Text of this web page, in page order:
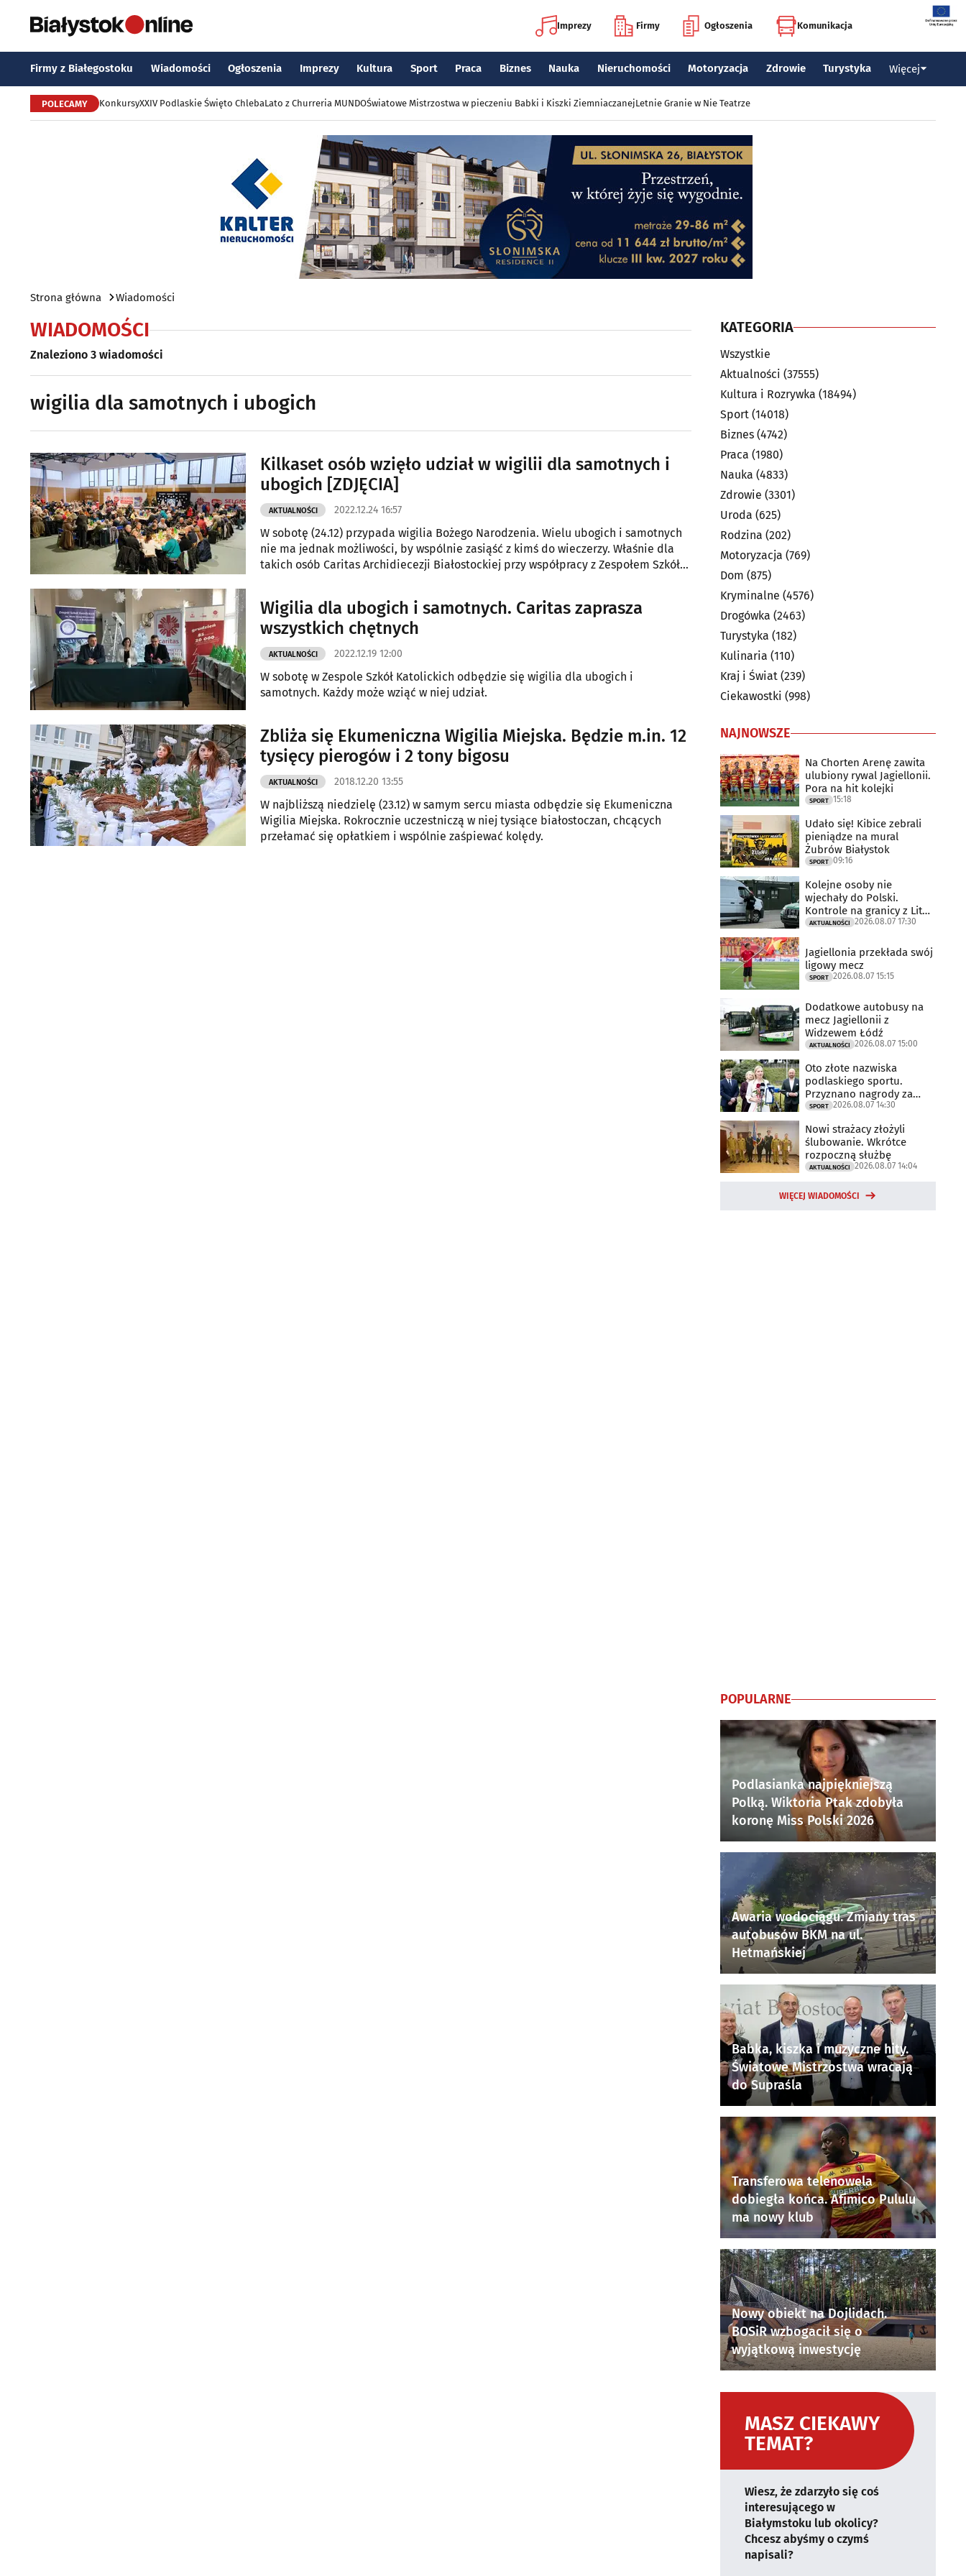
Imprezy Firmy Ogłoszenia Komunikacja
Firmy z Białegostoku Wiadomości Ogłoszenia Imprezy Kultura Sport Praca Biznes Nauka Nieruchomości Motoryzacja Zdrowie Turystyka Więcej
POLECAMY KonkursyXXIV Podlaskie Święto ChlebaLato z Churreria MUNDOŚwiatowe Mistrzostwa w pieczeniu Babki i Kiszki ZiemniaczanejLetnie Granie w Nie Teatrze
Strona główna Wiadomości
WIADOMOŚCI
Znaleziono 3 wiadomości
wigilia dla samotnych i ubogich
Kilkaset osób wzięło udział w wigilii dla samotnych i
ubogich [ZDJĘCIA]
AKTUALNOŚCI 2022.12.24 16:57
W sobotę (24.12) przypada wigilia Bożego Narodzenia. Wielu ubogich i samotnych
nie ma jednak możliwości, by wspólnie zasiąść z kimś do wieczerzy. Właśnie dla
takich osób Caritas Archidiecezji Białostockiej przy współpracy z Zespołem Szkół
Wigilia dla ubogich i samotnych. Caritas zaprasza
wszystkich chętnych
AKTUALNOŚCI 2022.12.19 12:00
W sobotę w Zespole Szkół Katolickich odbędzie się wigilia dla ubogich i
samotnych. Każdy może wziąć w niej udział.
Zbliża się Ekumeniczna Wigilia Miejska. Będzie m.in. 12
tysięcy pierogów i 2 tony bigosu
AKTUALNOŚCI 2018.12.20 13:55
W najbliższą niedzielę (23.12) w samym sercu miasta odbędzie się Ekumeniczna
Wigilia Miejska. Rokrocznie uczestniczą w niej tysiące białostoczan, chcących
przełamać się opłatkiem i wspólnie zaśpiewać kolędy.
KATEGORIA
Wszystkie
Aktualności (37555)
Kultura i Rozrywka (18494)
Sport (14018)
Biznes (4742)
Praca (1980)
Nauka (4833)
Zdrowie (3301)
Uroda (625)
Rodzina (202)
Motoryzacja (769)
Dom (875)
Kryminalne (4576)
Drogówka (2463)
Turystyka (182)
Kulinaria (110)
Kraj i Świat (239)
Ciekawostki (998)
NAJNOWSZE
Na Chorten Arenę zawita
ulubiony rywal Jagiellonii.
Pora na hit kolejki
SPORT 15:18
Udało się! Kibice zebrali
pieniądze na mural
Żubrów Białystok
SPORT 09:16
Kolejne osoby nie
wjechały do Polski.
Kontrole na granicy z Litwą
trwają
AKTUALNOŚCI 2026.08.07 17:30
Jagiellonia przekłada swój
ligowy mecz
SPORT 2026.08.07 15:15
Dodatkowe autobusy na
mecz Jagiellonii z
Widzewem Łódź
AKTUALNOŚCI 2026.08.07 15:00
Oto złote nazwiska
podlaskiego sportu.
Przyznano nagrody za
2025 rok
SPORT 2026.08.07 14:30
Nowi strażacy złożyli
ślubowanie. Wkrótce
rozpoczną służbę
AKTUALNOŚCI 2026.08.07 14:04
WIĘCEJ WIADOMOŚCI
POPULARNE
Podlasianka najpiękniejszą
Polką. Wiktoria Ptak zdobyła
koronę Miss Polski 2026
Awaria wodociągu. Zmiany tras
autobusów BKM na ul.
Hetmańskiej
Babka, kiszka i muzyczne hity.
Światowe Mistrzostwa wracają
do Supraśla
Transferowa telenowela
dobiegła końca. Afimico Pululu
ma nowy klub
Nowy obiekt na Dojlidach.
BOSiR wzbogacił się o
wyjątkową inwestycję
MASZ CIEKAWY
TEMAT?
Wiesz, że zdarzyło się coś
interesującego w
Białymstoku lub okolicy?
Chcesz abyśmy o czymś
napisali?